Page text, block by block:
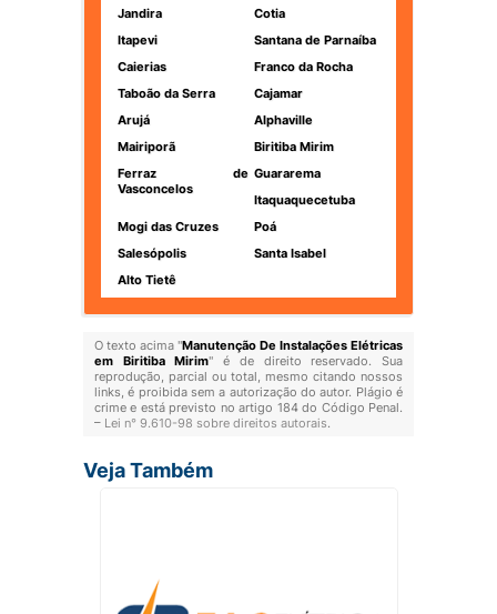
Jandira
Cotia
Itapevi
Santana de Parnaíba
Caierias
Franco da Rocha
Taboão da Serra
Cajamar
Arujá
Alphaville
Mairiporã
Biritiba Mirim
Ferraz de
Vasconcelos
Guararema
Itaquaquecetuba
Mogi das Cruzes
Poá
Salesópolis
Santa Isabel
Alto Tietê
O texto acima "Manutenção De Instalações Elétricas
em Biritiba Mirim" é de direito reservado. Sua
reprodução, parcial ou total, mesmo citando nossos
links, é proibida sem a autorização do autor. Plágio é
crime e está previsto no artigo 184 do Código Penal.
– Lei n° 9.610-98 sobre direitos autorais.
Veja Também